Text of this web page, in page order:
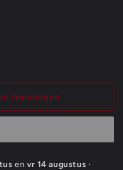
toevoegen
en vr 14 augustus ·